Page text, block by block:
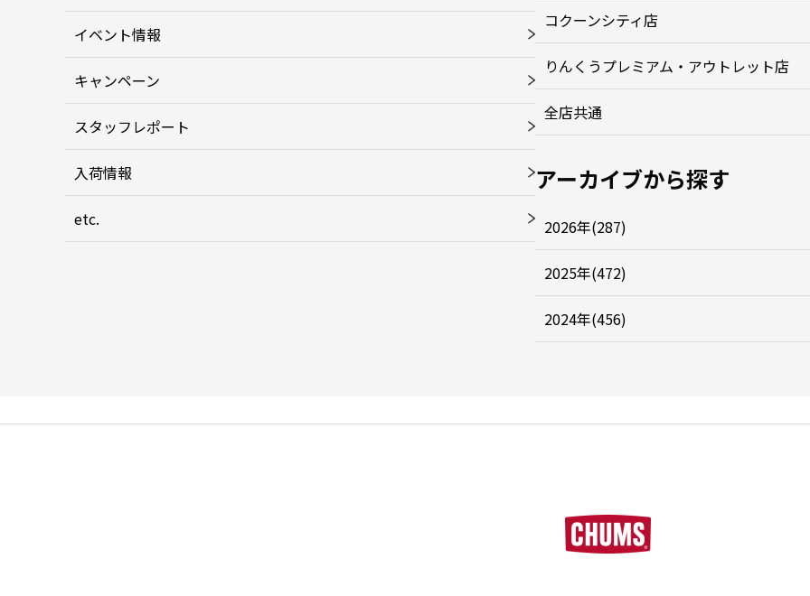
イベント情報
キャンペーン
スタッフレポート
入荷情報
etc.
コクーンシティ店
りんくうプレミアム・アウトレット店
全店共通
アーカイブから探す
2026年(287)
2025年(472)
2024年(456)